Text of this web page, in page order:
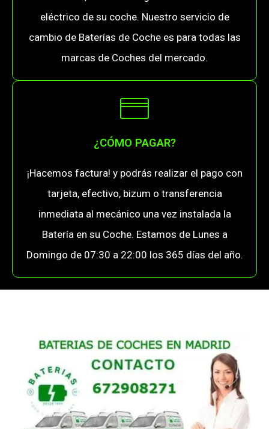
eléctrico de su coche. Nuestro servicio de
cambio de Baterías de Coche es para todas las
marcas de Coches del mercado.
¿CÓMO PAGAR?
¡Hacemos factura! y podrás realizar el pago con
tarjeta, efectivo, bizum o transferencia
inmediata al mecánico una vez instalada la
Batería en su Coche. Estamos de Lunes a
Domingo de 07:30 a 22:00 los 365 días del año.